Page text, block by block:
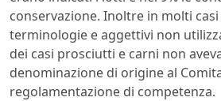
conservazione. Inoltre in molti
terminologie e aggettivi non
dei casi prosciutti e carni non
denominazione di origine al
regolamentazione di competenza.